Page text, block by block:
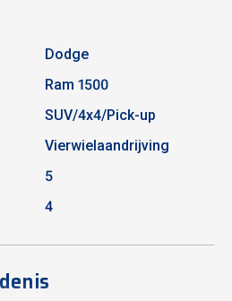
Dodge
Ram 1500
SUV/4x4/Pick-up
Vierwielaandrijving
5
4